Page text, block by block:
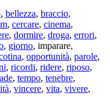
, bellezza, braccio,
, cercare, cinema,
, dormire, droga, errori,
, giorno, imparare,
, opportunità, parole,
, ricordi, ridere, riposo,
, tempo, tenebre,
, vincere, vita, vivere,